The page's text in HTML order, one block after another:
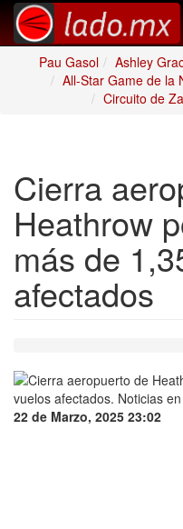
Pau Gasol
Ashley
All-Star Game de la
Circuito de
Cierra
Heathrow
más de
afectados
22 de Marzo, 2025 23:02